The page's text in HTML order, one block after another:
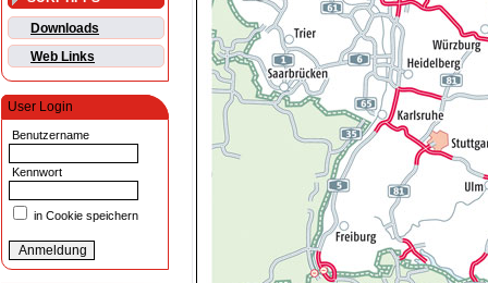
Downloads
Web Links
User Login
Benutzername
Kennwort
in Cookie speichern